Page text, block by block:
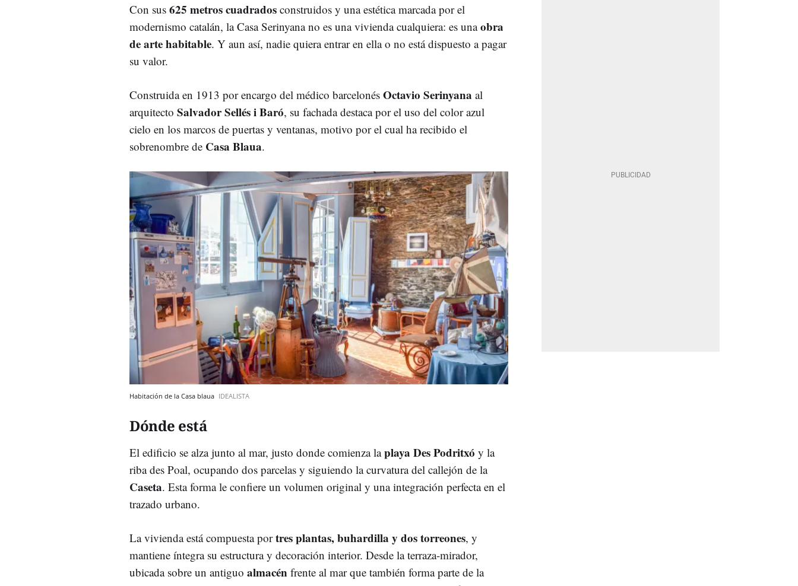
Con sus 625 metros cuadrados construidos y una estética marcada por el
modernismo catalán, la Casa Serinyana no es una vivienda cualquiera: es unaobra
de arte habitable. Y aun así, nadie quiera entrar en ella o no está dispuesto a pagar
su valor.
Construida en 1913 por encargo del médico barcelonés Octavio Serinyana al
arquitecto Salvador Sellés i Baró, su fachada destaca por el uso del color azul
cielo en los marcos de puertas y ventanas, motivo por el cual ha recibido el
sobrenombre de Casa Blaua.
Habitación de la Casa blaua IDEALISTA
Dónde está
El edificio se alza junto al mar, justo donde comienza laplaya Des Podritxó y la
riba des Poal, ocupando dos parcelas y siguiendo la curvatura del callejón de la
Caseta. Esta forma le confiere un volumen original y una integración perfecta en el
trazado urbano.
La vivienda está compuesta portres plantas, buhardilla y dos torreones, y
mantiene íntegra su estructura y decoración interior. Desde la terraza-mirador,
ubicada sobre un antiguo almacén frente al mar que también forma parte de la